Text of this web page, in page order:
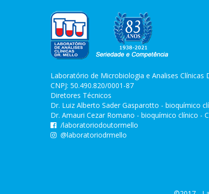
Laboratório de Microbiologia e Analises Clínicas
CNPJ: 50.490.820/0001-87
Diretores Técnicos
Dr. Luiz Alberto Sader Gasparotto - bioquímico
Dr. Amauri Cezar Romano - bioquímico clínico -
/laboratoriodoutormello
@laboratoriodrmello